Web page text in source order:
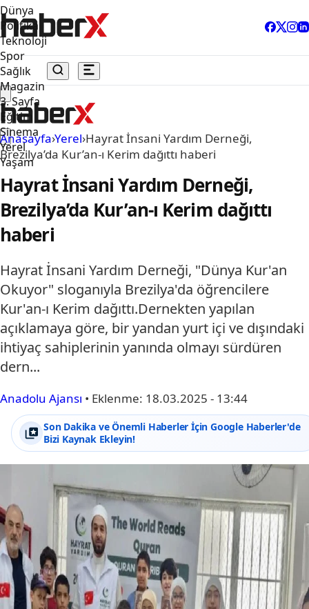
Dünya
Politika
Teknoloji
Spor
Sağlık
Magazin
3. Sayfa
Eğitim
Sinema
Yerel
Yaşam
Anasayfa›Yerel›Hayrat İnsani Yardım Derneği,
Brezilya’da Kur’an-ı Kerim dağıttı haberi
Hayrat İnsani Yardım Derneği,
Brezilya’da Kur’an-ı Kerim dağıttı
haberi
Hayrat İnsani Yardım Derneği, "Dünya Kur'an
Okuyor" sloganıyla Brezilya'da öğrencilere
Kur'an-ı Kerim dağıttı.Dernekten yapılan
açıklamaya göre, bir yandan yurt içi ve dışındaki
ihtiyaç sahiplerinin yanında olmayı sürdüren
dern...
Anadolu Ajansı • Eklenme: 18.03.2025 - 13:44
Son Dakika ve Önemli Haberler İçin Google Haberler'de
Bizi Kaynak Ekleyin!